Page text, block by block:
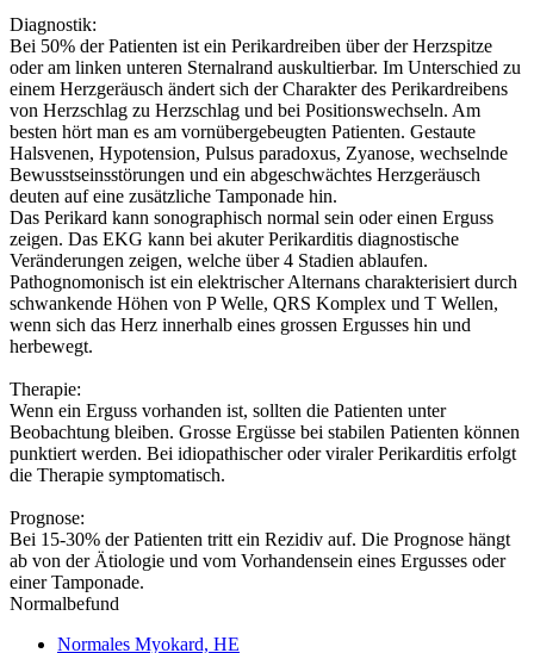
Diagnostik:
Bei 50% der Patienten ist ein Perikardreiben über der Herzspitze
oder am linken unteren Sternalrand auskultierbar. Im Unterschied zu
einem Herzgeräusch ändert sich der Charakter des Perikardreibens
von Herzschlag zu Herzschlag und bei Positionswechseln. Am
besten hört man es am vornübergebeugten Patienten. Gestaute
Halsvenen, Hypotension, Pulsus paradoxus, Zyanose, wechselnde
Bewusstseinsstörungen und ein abgeschwächtes Herzgeräusch
deuten auf eine zusätzliche Tamponade hin.
Das Perikard kann sonographisch normal sein oder einen Erguss
zeigen. Das EKG kann bei akuter Perikarditis diagnostische
Veränderungen zeigen, welche über 4 Stadien ablaufen.
Pathognomonisch ist ein elektrischer Alternans charakterisiert durch
schwankende Höhen von P Welle, QRS Komplex und T Wellen,
wenn sich das Herz innerhalb eines grossen Ergusses hin und
herbewegt.
Therapie:
Wenn ein Erguss vorhanden ist, sollten die Patienten unter
Beobachtung bleiben. Grosse Ergüsse bei stabilen Patienten können
punktiert werden. Bei idiopathischer oder viraler Perikarditis erfolgt
die Therapie symptomatisch.
Prognose:
Bei 15-30% der Patienten tritt ein Rezidiv auf. Die Prognose hängt
ab von der Ätiologie und vom Vorhandensein eines Ergusses oder
einer Tamponade.
Normalbefund
Normales Myokard, HE